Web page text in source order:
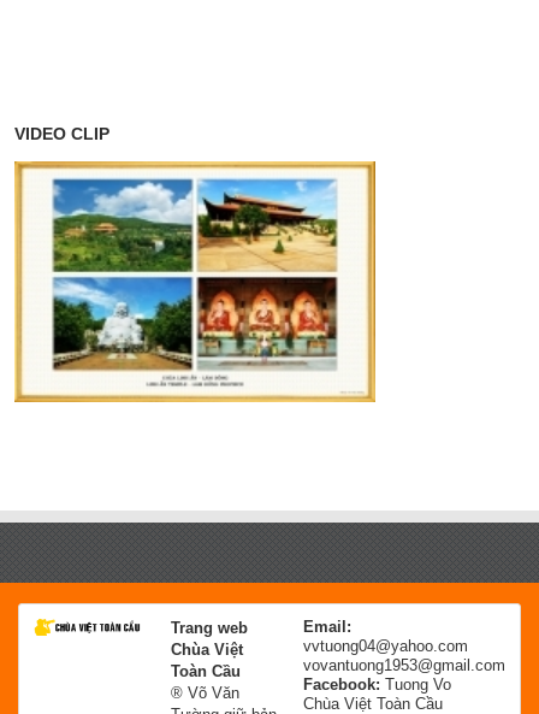
VIDEO CLIP
Trang web
Chùa Việt
Toàn Cầu
® Võ Văn
Email:
vvtuong04@yahoo.com
vovantuong1953@gmail.com
Facebook: Tuong Vo
Chùa Việt Toàn Cầu